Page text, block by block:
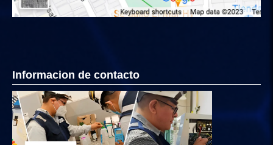
Informacion de contacto